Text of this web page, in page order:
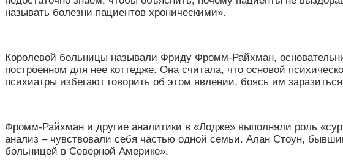
называть болезни пациентов хроническими».
Королевой больницы называли Фриду Фромм-Райхман,
построенном для нее коттедже. Она считала, что основой
психиатры избегают говорить об этом явлении, боясь им
Фромм-Райхман и другие аналитики в «Лодже» выполняли роль «
анализ – чувствовали себя частью одной семьи. Алан Стоун,
больницей в Северной Америке».